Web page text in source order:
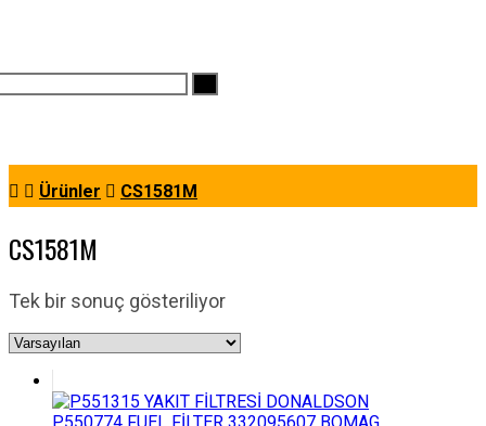
Ürünler CS1581M
CS1581M
Tek bir sonuç gösteriliyor